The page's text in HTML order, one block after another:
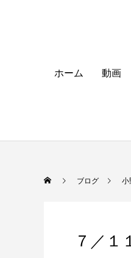
ホーム 動画
ブログ 小
７／１